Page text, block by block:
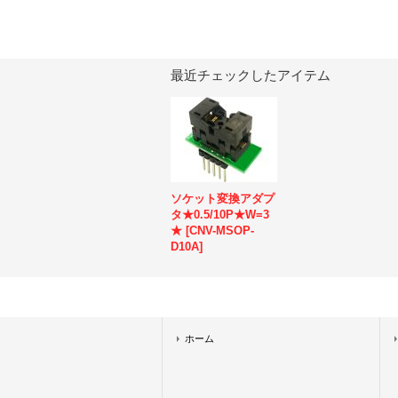
最近チェックしたアイテム
ソケット変換アダプ
タ★0.5/10P★W=3
★ [CNV-MSOP-
D10A]
ホーム